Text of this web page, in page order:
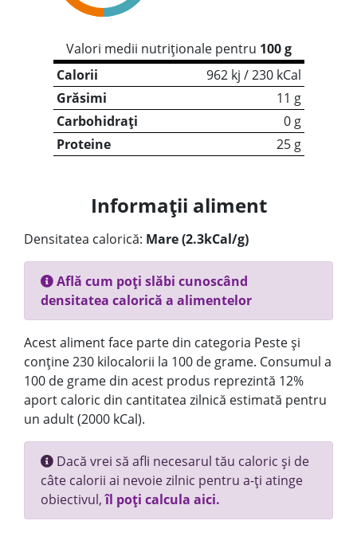
Valori medii nutriționale pentru 100 g
Calorii
962 kj / 230 kCal
Grăsimi
11 g
Carbohidrați
0 g
Proteine
25 g
Informații aliment
Densitatea calorică: Mare (2.3kCal/g)
Află cum poți slăbi cunoscând
densitatea calorică a alimentelor
Acest aliment face parte din categoria Peste și
conține 230 kilocalorii la 100 de grame. Consumul a
100 de grame din acest produs reprezintă 12%
aport caloric din cantitatea zilnică estimată pentru
un adult (2000 kCal).
Dacă vrei să afli necesarul tău caloric și de
câte calorii ai nevoie zilnic pentru a-ți atinge
obiectivul,îl poți calcula aici.